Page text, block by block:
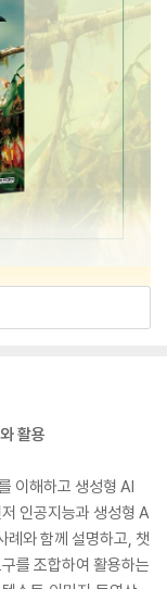
활용
이해하고 생성형 AI
인공지능과 생성형 A
례와 함께 설명하고, 챗
를 조합하여 활용하는